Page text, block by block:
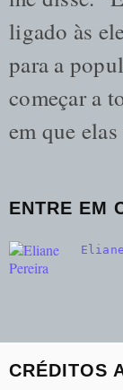
ligado às
para a
começar a
em que
ENTRE EM
CRÉDITOS